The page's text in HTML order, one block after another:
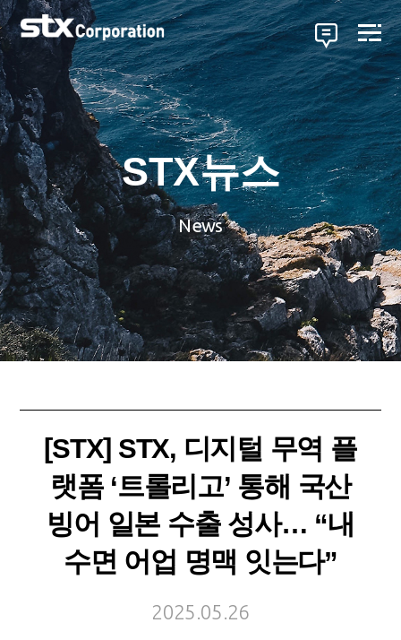
STX뉴스
News
[STX] STX, 디지털 무역 플
랫폼 ‘트롤리고’ 통해 국산
빙어 일본 수출 성사… “내
수면 어업 명맥 잇는다”
2025.05.26